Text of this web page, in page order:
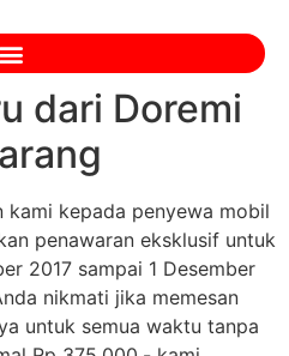
dari Doremi
kami kepada penyewa mobil
penawaran eksklusif untuk
2017 sampai 1 Desember
nikmati jika memesan
untuk semua waktu tanpa